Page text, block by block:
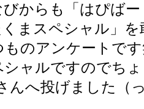
からも「はぴば
まスペシャル」を
ものアンケートで
シャルですのでち
んへ投げました（